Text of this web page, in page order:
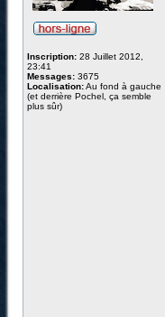
Inscription: 28 Juillet 2012,
23:41
Messages: 3675
Localisation:Au fond à gauche
(et derrière Pochel, ça semble
plus sûr)